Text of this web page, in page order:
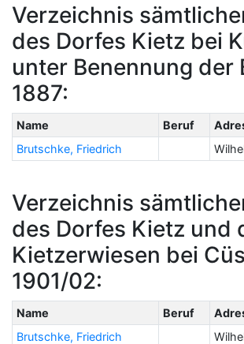
Verzeichnis
des Dorfes Kietz bei
unter Benennung der
1887:
Name Beruf
Brutschke, Friedrich
Verzeichnis
des Dorfes Kietz und
Kietzerwiesen bei
1901/02:
Name Beruf
Brutschke, Friedrich